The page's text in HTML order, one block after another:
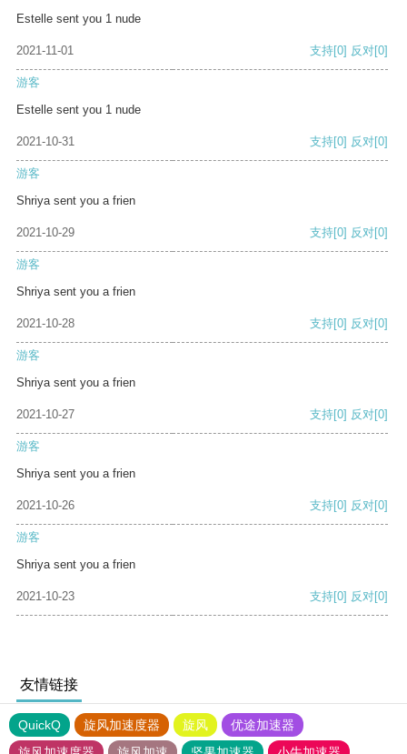
Estelle sent you 1 nude
2021-11-01 支持[0] 反对[0]
游客
Estelle sent you 1 nude
2021-10-31 支持[0] 反对[0]
游客
Shriya sent you a frien
2021-10-29 支持[0] 反对[0]
游客
Shriya sent you a frien
2021-10-28 支持[0] 反对[0]
游客
Shriya sent you a frien
2021-10-27 支持[0] 反对[0]
游客
Shriya sent you a frien
2021-10-26 支持[0] 反对[0]
游客
Shriya sent you a frien
2021-10-23 支持[0] 反对[0]
友情链接
QuickQ 旋风加速度器 旋风
优途加速器